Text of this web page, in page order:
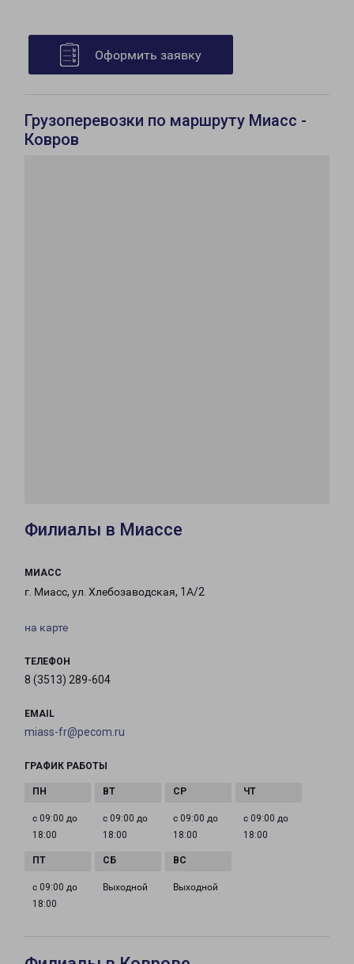
Оформить заявку
Грузоперевозки по маршруту Миасс -
Ковров
Филиалы в Миассе
МИАСС
г. Миасс, ул. Хлебозаводская, 1А/2
на карте
ТЕЛЕФОН
8 (3513) 289-604
EMAIL
miass-fr@pecom.ru
ГРАФИК РАБОТЫ
с 09:00 до
18:00
с 09:00 до
18:00
с 09:00 до
18:00
с 09:00 до
18:00
с 09:00 до
18:00
Выходной Выходной